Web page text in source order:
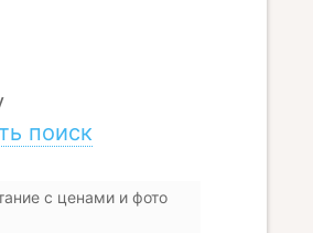
с ценами и фото